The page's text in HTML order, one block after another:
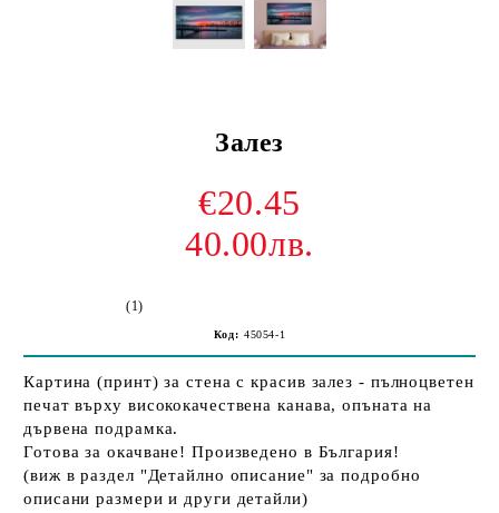
Залез
€20.45
40.00лв.
(1)
Код: 45054-1
Картина (принт) за стена с красив залез - пълноцветен
печат върху висококачествена канава, опъната на
дървена подрамка.
Готова за окачване! Произведено в България!
(виж в раздел "Детайлно описание" за подробно
описани размери и други детайли)